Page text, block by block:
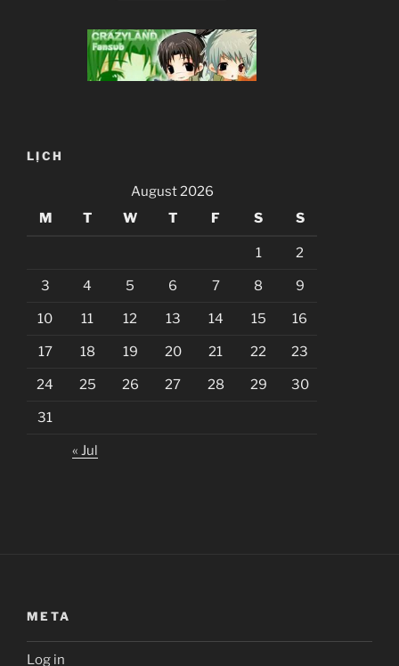
LỊCH
August 2026
M
T W T F S S
1 2
3 4 5 6 7 8 9
10 11 12 13 14 15 16
17 18 19 20 21 22 23
24 25 26 27 28 29 30
31
« Jul
META
Log in